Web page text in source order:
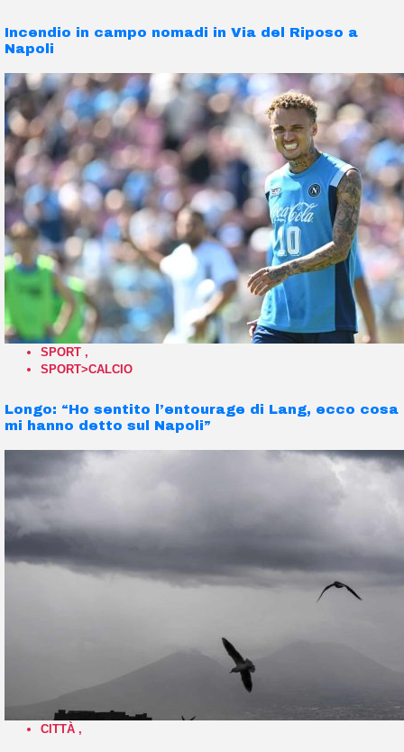
Incendio in campo nomadi in Via del Riposo a
Napoli
SPORT ,
SPORT>CALCIO
Longo: “Ho sentito l’entourage di Lang, ecco cosa
mi hanno detto sul Napoli”
CITTÀ ,